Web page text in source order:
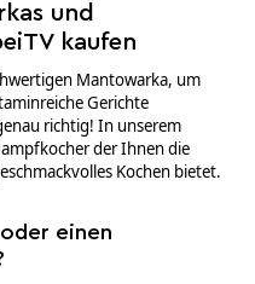
und
kaufen
Mantowarka, um
Gerichte
richtig! In unserem
der Ihnen die
Kochen bietet.
einen